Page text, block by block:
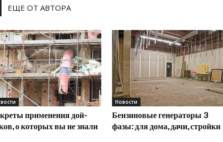
ЕЩЕ ОТ АВТОРА
применения дой-
о которых вы не знали
Новости
Бензиновые генераторы 3
фазы: для дома, дачи, стройки